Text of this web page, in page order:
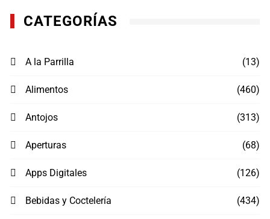
CATEGORÍAS
A la Parrilla (13)
Alimentos (460)
Antojos (313)
Aperturas (68)
Apps Digitales (126)
Bebidas y Coctelería (434)